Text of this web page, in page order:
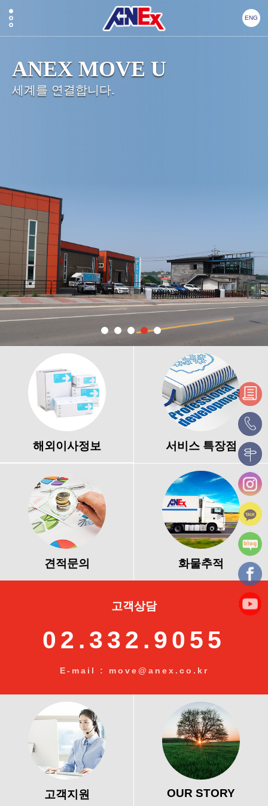
ENG
ANEX MOVE U
세계를 연결합니다.
해외이사정보 서비스 특장점
견적문의 화물추적
고객상담
02.332.9055
E-mail : move@anex.co.kr
고객지원 OUR STORY